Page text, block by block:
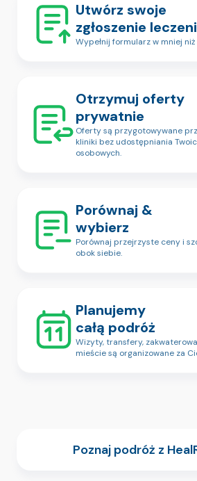
Utwórz swoje
zgłoszenie
Wypełnij formularz w mniej
Otrzymuj oferty
prywatnie
Oferty są przygotowywane
kliniki bez udostępniania
osobowych.
Porównaj &
wybierz
Porównaj przejrzyste ceny i
obok siebie.
Planujemy
całą podróż
Wizyty, transfery,
mieście są organizowane za
Poznaj podróż z